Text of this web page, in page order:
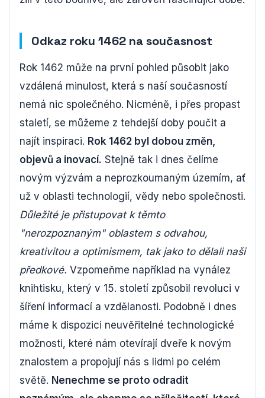
Odkaz roku 1462 na současnost
Rok 1462 může na první pohled působit jako
vzdálená minulost, která s naší současností
nemá nic společného. Nicméně, i přes propast
staletí, se můžeme z tehdejší doby poučit a
najít inspiraci. Rok 1462 byl dobou změn,
objevů a inovací. Stejně tak i dnes čelíme
novým výzvám a neprozkoumaným územím, ať
už v oblasti technologií, vědy nebo společnosti.
Důležité je přistupovat k těmto
"nerozpoznaným" oblastem s odvahou,
kreativitou a optimismem, tak jako to dělali naši
předkové. Vzpomeňme například na vynález
knihtisku, který v 15. století způsobil revoluci v
šíření informací a vzdělanosti. Podobně i dnes
máme k dispozici neuvěřitelné technologické
možnosti, které nám otevírají dveře k novým
znalostem a propojují nás s lidmi po celém
světě. Nenechme se proto odradit